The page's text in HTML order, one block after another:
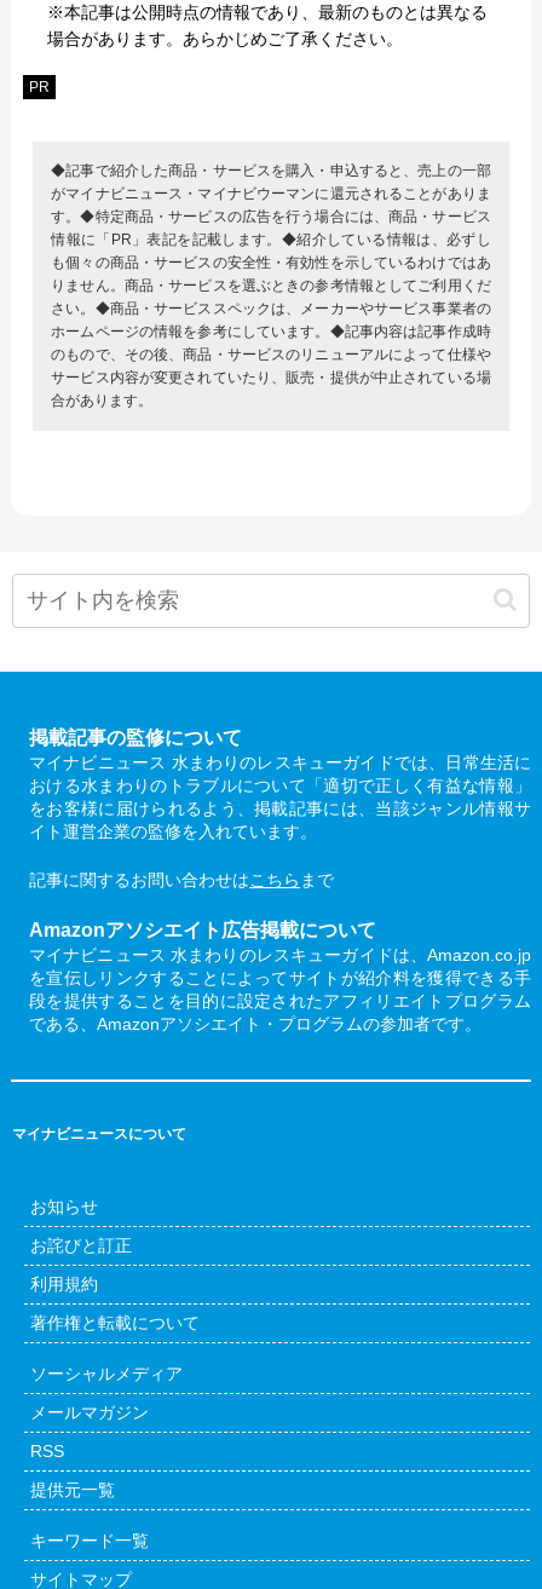
※本記事は公開時点の情報であり、最新のものとは異なる
場合があります。あらかじめご了承ください。
PR
◆記事で紹介した商品・サービスを購入・申込すると、売上の一部
がマイナビニュース・マイナビウーマンに還元されることがありま
す。◆特定商品・サービスの広告を行う場合には、商品・サービス
情報に「PR」表記を記載します。◆紹介している情報は、必ずし
も個々の商品・サービスの安全性・有効性を示しているわけではあ
りません。商品・サービスを選ぶときの参考情報としてご利用くだ
さい。◆商品・サービススペックは、メーカーやサービス事業者の
ホームページの情報を参考にしています。◆記事内容は記事作成時
のもので、その後、商品・サービスのリニューアルによって仕様や
サービス内容が変更されていたり、販売・提供が中止されている場
合があります。
掲載記事の監修について
マイナビニュース 水まわりのレスキューガイドでは、日常生活に
おける水まわりのトラブルについて「適切で正しく有益な情報」
をお客様に届けられるよう、掲載記事には、当該ジャンル情報サ
イト運営企業の監修を入れています。
記事に関するお問い合わせはこちら まで
Amazonアソシエイト広告掲載について
マイナビニュース 水まわりのレスキューガイドは、Amazon.co.jp
を宣伝しリンクすることによってサイトが紹介料を獲得できる手
段を提供することを目的に設定されたアフィリエイトプログラム
である、Amazonアソシエイト・プログラムの参加者です。
マイナビニュースについて
お知らせ
お詫びと訂正
利用規約
著作権と転載について
ソーシャルメディア
メールマガジン
RSS
提供元一覧
キーワード一覧
サイトマップ